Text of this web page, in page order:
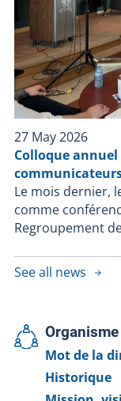
27 May 2026
Colloque
Le mois dernier,
comme
Regroupement
See all news
Organisme
Mot de la
Historique